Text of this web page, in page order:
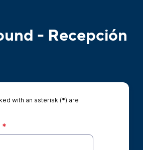
- Recepción
with an asterisk (*) are
*